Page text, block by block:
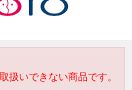
扱いできない商品です。